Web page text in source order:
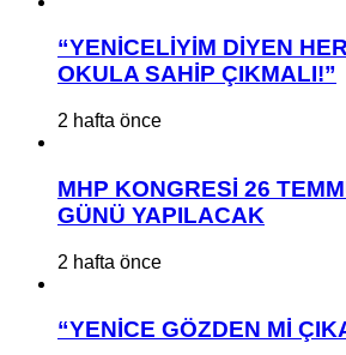
“YENİCELİYİM DİYEN
OKULA SAHİP ÇIKMALI!”
2 hafta önce
MHP KONGRESİ 26
GÜNÜ YAPILACAK
2 hafta önce
“YENİCE GÖZDEN Mİ